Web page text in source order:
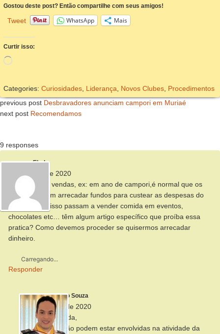
Gostou deste post? Então compartilhe com seus amigos!
Tweet WhatsApp Mais
Curtir isso:
Carregando...
Categories: Curiosidades Liderança Novos Clubes Procedimentos
previous post Desbravadores anunciam campori em Muriaé
next post Recomendamos
9 responses
Elyda
9 de março de 2020
Em relação a vendas, ex: em ano de campori,é normal que os
clubes queiram arrecadar fundos para custear as despesas do
evento. Com isso passam a vender comida em eventos,
chocolates etc… têm algum artigo específico que proíba essa
pratica? Como devemos proceder se quisermos arrecadar
dinheiro.
Carregando...
Responder
Alberto Souza
13 de março de 2020
Boa noite, Elyda,
As crianças não podem estar envolvidas na atividade da